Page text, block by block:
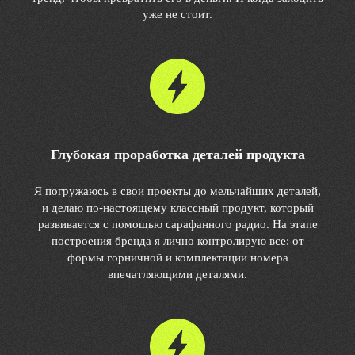
уже не стоит.
Глубокая проработка деталей продукта
Я погружаюсь в свои проекты до мельчайших деталей,
и делаю по-настоящему классный продукт, который
развивается с помощью сарафанного радио. На этапе
построения бренда я лично контролирую все: от
формы горничной и комплектации номера
впечатляющими деталями.